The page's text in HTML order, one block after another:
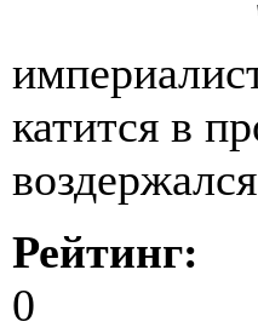
катится в
Рейтинг:
0